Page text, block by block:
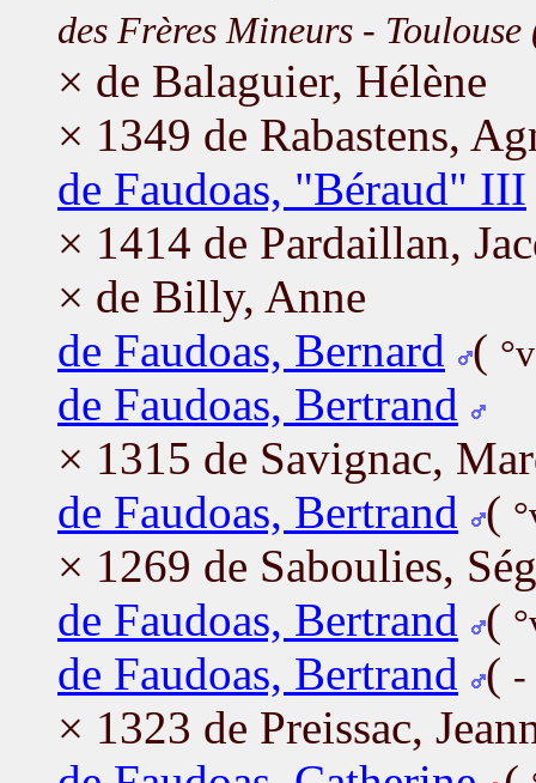
des Frères Mineurs - Toulouse
× de Balaguier, Hélène
× 1349 de Rabastens,
de Faudoas, "Béraud" III
× 1414 de Pardaillan,
× de Billy, Anne
de Faudoas, Bernard
(
de Faudoas, Bertrand
× 1315 de Savignac,
de Faudoas, Bertrand
(
× 1269 de Saboulies,
de Faudoas, Bertrand
(
de Faudoas, Bertrand ( -
× 1323 de Preissac,